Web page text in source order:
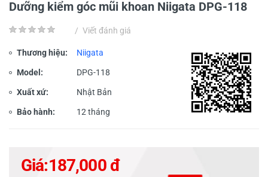
Dưỡng kiểm góc mũi khoan Niigata DPG-118
/ Viết đánh giá
Thương hiệu: Niigata
Model: DPG-118
Xuất xứ: Nhật Bản
Bảo hành: 12 tháng
Giá:187,000 đ